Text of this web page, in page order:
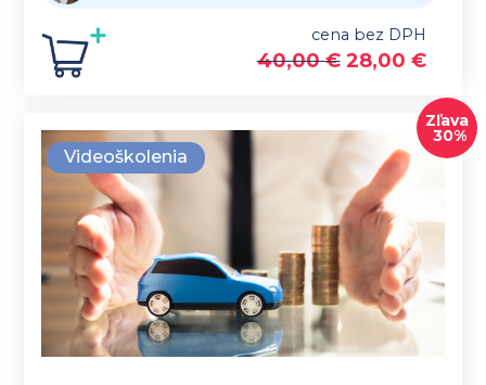
cena bez DPH
40,00€ 28,00 €
Videoškolenia
Zľava
30%